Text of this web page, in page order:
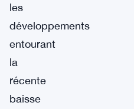
les
développements
entourant
la
récente
baisse